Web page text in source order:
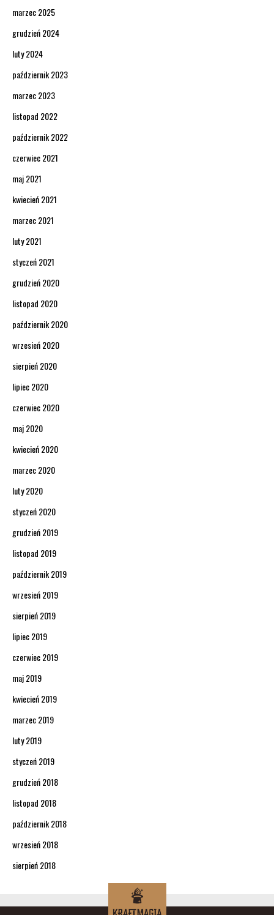
marzec 2025
grudzień 2024
luty 2024
październik 2023
marzec 2023
listopad 2022
październik 2022
czerwiec 2021
maj 2021
kwiecień 2021
marzec 2021
luty 2021
styczeń 2021
grudzień 2020
listopad 2020
październik 2020
wrzesień 2020
sierpień 2020
lipiec 2020
czerwiec 2020
maj 2020
kwiecień 2020
marzec 2020
luty 2020
styczeń 2020
grudzień 2019
listopad 2019
październik 2019
wrzesień 2019
sierpień 2019
lipiec 2019
czerwiec 2019
maj 2019
kwiecień 2019
marzec 2019
luty 2019
styczeń 2019
grudzień 2018
listopad 2018
październik 2018
wrzesień 2018
sierpień 2018